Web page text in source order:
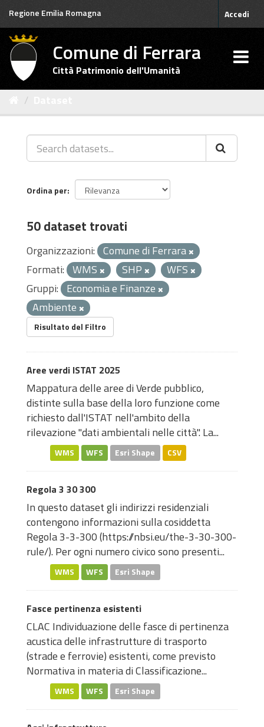
Salta
contenuto
Regione Emilia Romagna Accedi
Comune di Ferrara
Città Patrimonio dell'Umanità
Ordina per
50 dataset trovati
Organizzazioni: Comune di Ferrara
Formati: WMS SHP
WFS
Gruppi: Economia e Finanze
Ambiente
Risultato del Filtro
Aree verdi ISTAT 2025
Mappatura delle aree di Verde pubblico,
distinte sulla base della loro funzione come
richiesto dall'ISTAT nell'ambito della
rilevazione "dati ambientali nelle città". La...
WMS WFS Esri Shape CSV
Regola 3 30 300
In questo dataset gli indirizzi residenziali
contengono informazioni sulla cosiddetta
Regola 3-3-300 (https://nbsi.eu/the-3-30-300-
rule/). Per ogni numero civico sono presenti...
WMS WFS Esri Shape
Fasce pertinenza esistenti
CLAC Individuazione delle fasce di pertinenza
acustica delle infrastrutture di trasporto
(strade e ferrovie) esistenti, come previsto
Normativa in materia di Classificazione...
WMS WFS Esri Shape